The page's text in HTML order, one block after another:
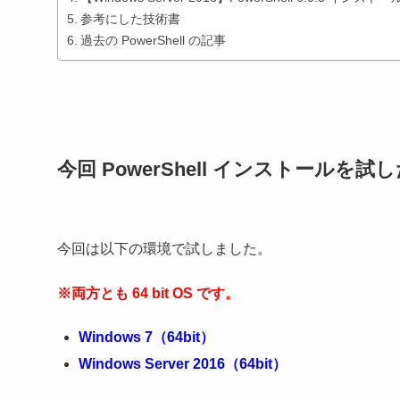
参考にした技術書
過去の PowerShell の記事
今回 PowerShell インストールを試し
今回は以下の環境で試しました。
※両方とも 64 bit OS です。
Windows 7（64bit）
Windows Server 2016（64bit）